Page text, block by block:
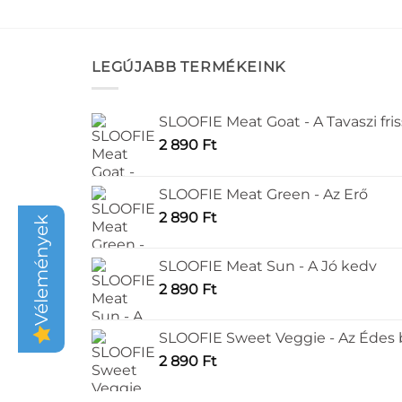
LEGÚJABB TERMÉKEINK
SLOOFIE Meat Goat - A Tavaszi
2 890 Ft
SLOOFIE Meat Green - Az Erő
2 890 Ft
SLOOFIE Meat Sun - A Jó kedv
2 890 Ft
SLOOFIE Sweet Veggie - Az
2 890 Ft
Vélemények